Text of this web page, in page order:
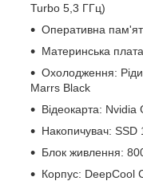
Turbo 5,3 ГГц)
Оперативна
Материнська
Охолодження:
Marrs Black
Відеокарта:
Накопичувач:
Блок живлення:
Корпус: DeepCool